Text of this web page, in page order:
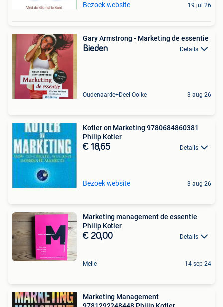
Bezoek website 19 jul 26
Gary Armstrong - Marketing de essentie
Bieden Details
Oudenaarde+Deel Ooike 3 aug 26
Kotler on Marketing 9780684860381
Philip Kotler
€ 18,65 Details
Bezoek website 3 aug 26
Marketing management de essentie
Philip Kotler
€ 20,00 Details
Melle 14 sep 24
Marketing Management